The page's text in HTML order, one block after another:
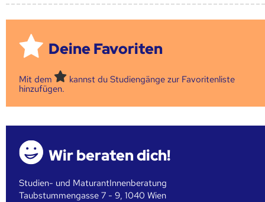
Deine Favoriten
Mit dem
kannst du Studiengänge zur Favoritenliste
hinzufügen.
Wir beraten dich!
Studien- und MaturantInnenberatung
Taubstummengasse 7 - 9, 1040 Wien